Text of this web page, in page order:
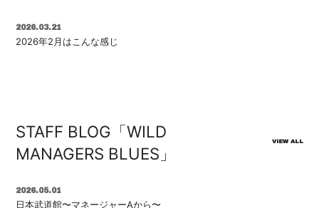
2026.03.21
2026年2月はこんな感じ
STAFF BLOG「WILD
MANAGERS BLUES」
VIEW ALL
2026.05.01
日本武道館〜マネージャーAから〜